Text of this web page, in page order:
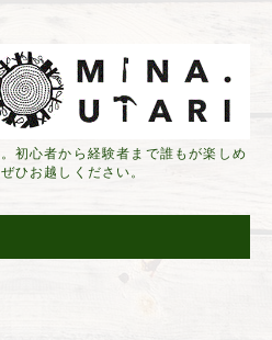
初心者から経験者まで誰もが楽しめ
ひお越しください。